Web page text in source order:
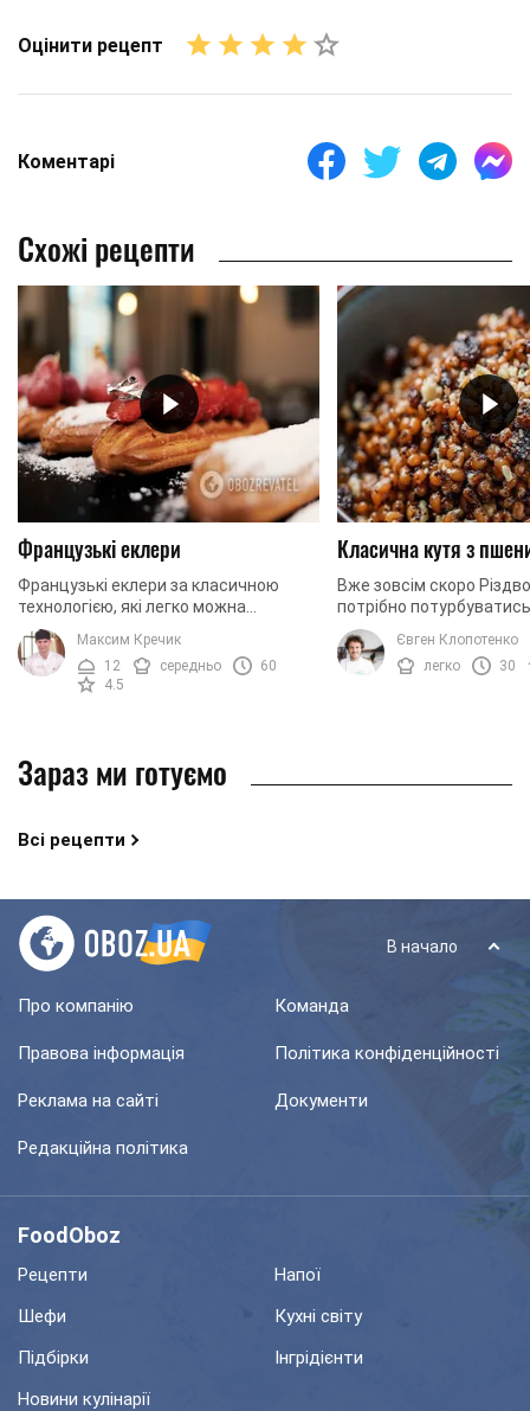
Оцінити рецепт
Коментарі
Схожі рецепти
Французькі еклери
Французькі еклери за класичною
технологією, які легко можна
приготувати вдома. Сьогодні ми
готуємо еклери із заварним кремом.
Щоб надати крему ...
Максим Кречик
12
середньо
60
4.5
Класична кутя з
Вже зовсім скоро
потрібно
ваша святкова кутя. У
рецепт входить
також багато ...
Євген Клопотенко
легко
30
Зараз ми готуємо
Всі рецепти
В начало
Про компанію Команда
Правова інформація Політика конфіденційності
Реклама на сайті Документи
Редакційна політика
FoodOboz
Рецепти
Напої
Шефи
Кухні світу
Підбірки
Інгрідієнти
Новини кулінарії